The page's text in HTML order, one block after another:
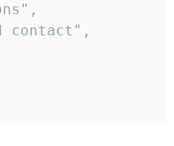
contact",